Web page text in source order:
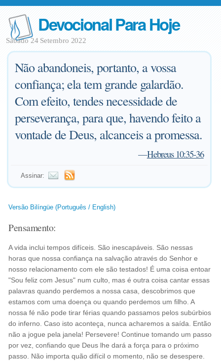
Devocional Para Hoje
Sábado 24 Setembro 2022
Não abandoneis, portanto, a vossa
confiança; ela tem grande galardão.
Com efeito, tendes necessidade de
perseverança, para que, havendo feito a
vontade de Deus, alcanceis a promessa.
—Hebreus 10:35-36
Assinar:
Versão Bilíngüe (Português / English)
Pensamento:
A vida inclui tempos difíceis. São inescapáveis. São nessas
horas que nossa confiança na salvação através do Senhor e
nosso relacionamento com ele são testados! É uma coisa entoar
"Sou feliz com Jesus" num culto, mas é outra coisa cantar essas
palavras quando perdemos a nossa casa, descobrimos que
estamos com uma doença ou quando perdemos um filho. A
nossa fé não pode tirar férias quando passamos pelos subúrbios
do inferno. Caso isto aconteça, nunca acharemos a saída. Então
não a jogue pela janela! Persevere! Continue tomando um passo
por vez, confiando que Deus lhe dará a força para o próximo
passo. Não importa quão difícil o momento, não se desespere.